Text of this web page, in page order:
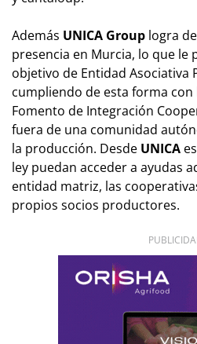
Además UNICA Group logra
presencia en Murcia, lo que le
objetivo de Entidad Asociativa
cumpliendo de esta forma con
Fomento de Integración
fuera de una comunidad
la producción. Desde UNICA
ley puedan acceder a ayudas
entidad matriz, las
propios socios productores.